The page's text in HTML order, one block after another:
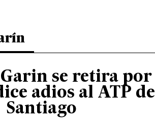
se retira por
adios al ATP de
Santiago